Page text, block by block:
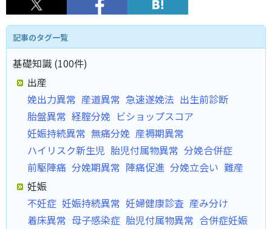
記事のタグ一覧
基礎知識 (100件)
出産
娩出力異常 産道異常 急速遂娩法 出生前診断
胎盤異常 経腟分娩 ビショップスコア
妊娠持続異常 無痛分娩 産褥期異常
ハイリスク新生児 胎児付属物異常 分娩合併症
前駆陣痛 分娩期異常 陣痛促進 分娩立会い 難産
妊娠
不妊症 妊娠持続異常 妊婦健康診査 産み分け
着床異常 母子感染症 胎児付属物異常 合併症妊娠